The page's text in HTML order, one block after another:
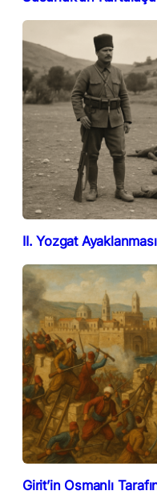
II. Yozgat Ayaklanması
Girit’in Osmanlı